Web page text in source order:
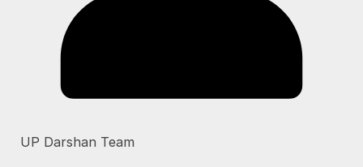
UP Darshan Team